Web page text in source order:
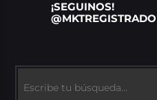
¡SEGUINOS!
@MKTREGISTRADO